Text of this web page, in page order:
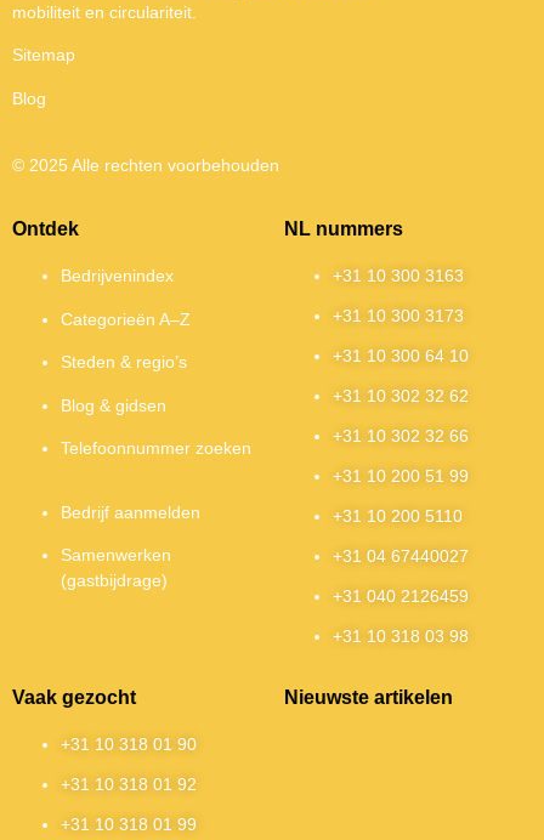
mobiliteit en circulariteit.
Sitemap
Blog
© 2025 Alle rechten voorbehouden
Ontdek
Bedrijvenindex
Categorieën A–Z
Steden & regio’s
Blog & gidsen
Telefoonnummer zoeken
Bedrijf aanmelden
Samenwerken
(gastbijdrage)
NL nummers
+31 10 300 3163
+31 10 300 3173
+31 10 300 64 10
+31 10 302 32 62
+31 10 302 32 66
+31 10 200 51 99
+31 10 200 5110
+31 04 67440027
+31 040 2126459
+31 10 318 03 98
Vaak gezocht
+31 10 318 01 90
+31 10 318 01 92
+31 10 318 01 99
Nieuwste artikelen